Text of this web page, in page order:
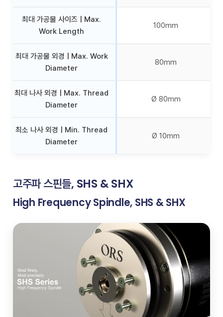
최대 가공물 사이즈 | Max.
Work Length
100mm
최대 가공물 외경 | Max. Work
Diameter
80mm
최대 나사 외경 | Max. Thread
Diameter
Ø 80mm
최소 나사 외경 | Min. Thread
Diameter
Ø 10mm
고주파 스핀들, SHS & SHX
High Frequency Spindle, SHS & SHX